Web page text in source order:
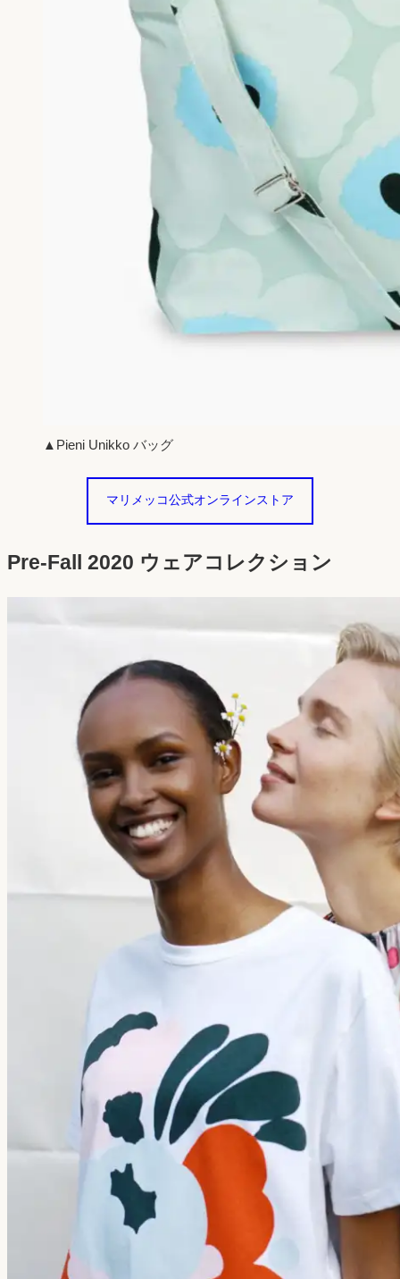
▲Pieni Unikko バッグ
マリメッコ公式オンラインストア
Pre-Fall 2020 ウェアコレクション